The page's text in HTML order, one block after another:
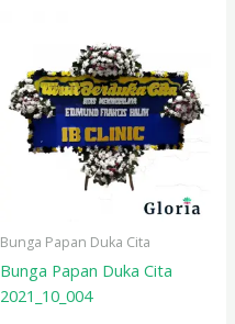
Bunga Papan Duka Cita
Bunga Papan Duka Cita
2021_10_004